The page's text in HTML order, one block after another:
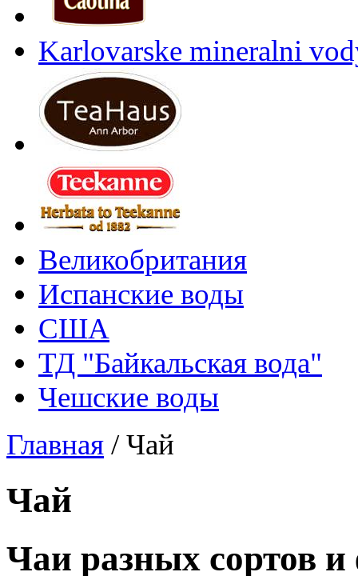
Karlovarske mineralni
Великобритания
Испанские воды
США
ТД "Байкальская вода"
Чешские воды
Главная /Чай
Чай
Чаи разных сортов и